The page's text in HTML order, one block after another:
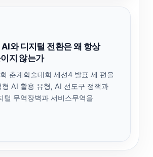
와 디지털 전환은 왜 항상
지 않는가
춘계학술대회 세션4 발표 세 편을
형 AI 활용 유형, AI 선도구 정책과
털 무역장벽과 서비스무역을